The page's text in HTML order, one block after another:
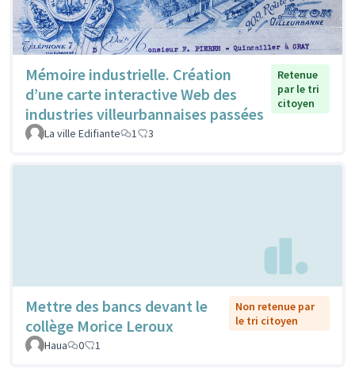
Mémoire industrielle. Création
d’une carte interactive Web des
industries villeurbannaises passées
Retenue
par le tri
citoyen
La ville Edifiante 1 3
Mettre des bancs devant le
collège Morice Leroux
Non retenue par
le tri citoyen
Haua
0 1